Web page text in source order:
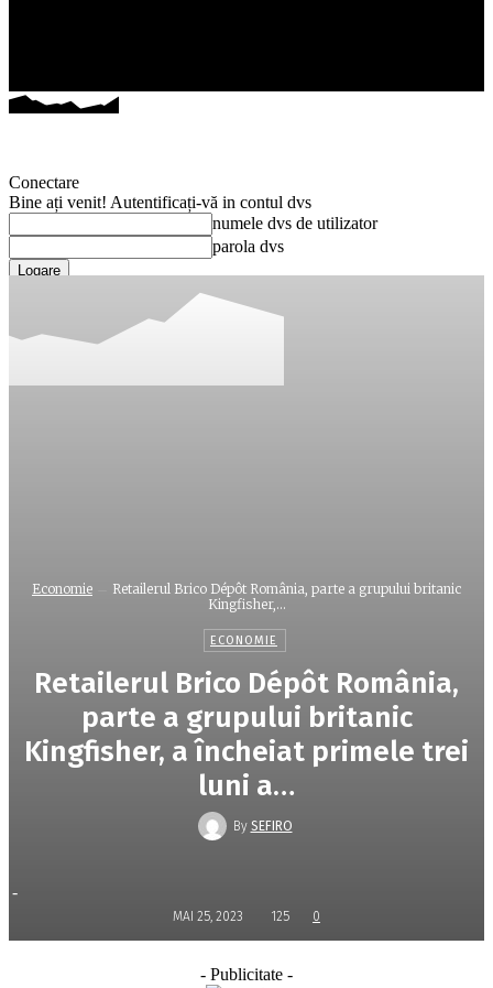
Conectare
Bine ați venit! Autentificați-vă in contul dvs
numele dvs de utilizator
parola dvs
Ați uitat parola? obține ajutor
Recuperați-vă parola
Economie
Retailerul Brico Dépôt România, parte a grupului britanic
Kingfisher,...
ECONOMIE
Retailerul Brico Dépôt România,
parte a grupului britanic
Kingfisher, a încheiat primele trei
luni a…
By SEFIRO
-
MAI 25, 2023 125 0
- Publicitate -